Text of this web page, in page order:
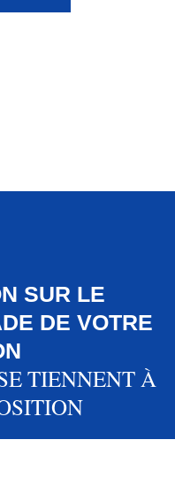
SUR LE
DE VOTRE
TIENNENT À